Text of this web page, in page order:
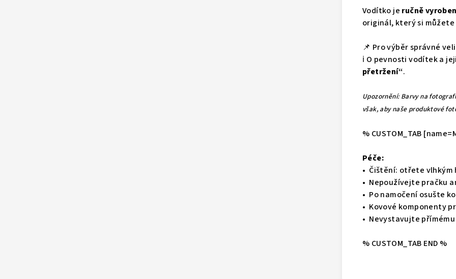
Vodítko je ručně
originál, který si
📌 Pro výběr správné
ℹ️ O pevnosti vodítek a
přetržení“.
Upozornění: Barvy na
však, aby naše produktové
% CUSTOM_TAB
Péče:
• Čištění: otřete vlhkým
• Nepoužívejte pračku
• Po namočení osušte
• Kovové komponenty
• Nevystavujte
% CUSTOM_TAB END %